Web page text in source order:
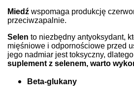
Miedź wspomaga produkcję
przeciwzapalnie.
Selen to niezbędny antyoksydant,
mięśniowe i odpornościowe przed
jego nadmiar jest toksyczny, dlatego
suplement z selenem, warto
Beta-glukany